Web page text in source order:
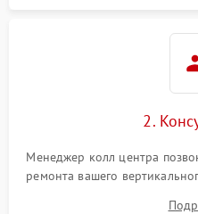
2.
Менеджер колл центра
ремонта вашего